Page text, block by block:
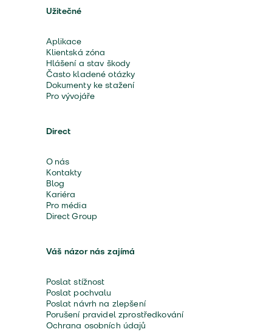
Užitečné
Aplikace
Klientská zóna
Hlášení a stav škody
Často kladené otázky
Dokumenty ke stažení
Pro vývojáře
Direct
O nás
Kontakty
Blog
Kariéra
Pro média
Direct Group
Váš názor nás zajímá
Poslat stížnost
Poslat pochvalu
Poslat návrh na zlepšení
Porušení pravidel zprostředkování
Ochrana osobních údajů